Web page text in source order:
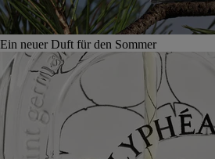
Ein neuer Duft für den Sommer